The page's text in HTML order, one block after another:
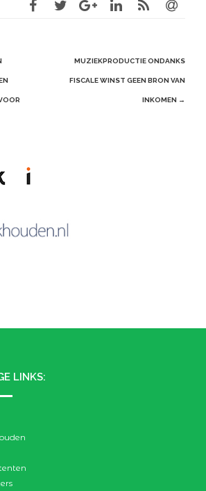
MUZIEKPRODUCTIE ONDANKS
FISCALE WINST GEEN BRON VAN
INKOMEN →
LINKS: